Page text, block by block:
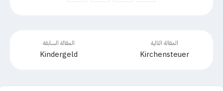
المقالة السابقة
Kindergeld
المقالة التالية
Kirchensteuer